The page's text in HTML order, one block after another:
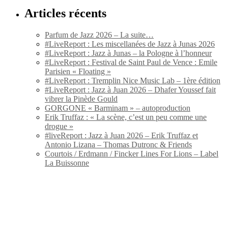
Articles récents
Parfum de Jazz 2026 – La suite…
#LiveReport : Les miscellanées de Jazz à Junas 2026
#LiveReport : Jazz à Junas – la Pologne à l’honneur
#LiveReport : Festival de Saint Paul de Vence : Emile
Parisien « Floating »
#LiveReport : Tremplin Nice Music Lab – 1ère édition
#LiveReport : Jazz à Juan 2026 – Dhafer Youssef fait
vibrer la Pinède Gould
GORGONE « Barminam » – autoproduction
Erik Truffaz : « La scène, c’est un peu comme une
drogue »
#liveReport : Jazz à Juan 2026 – Erik Truffaz et
Antonio Lizana – Thomas Dutronc & Friends
Courtois / Erdmann / Fincker Lines For Lions – Label
La Buissonne